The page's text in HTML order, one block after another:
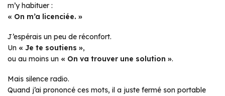
m’y habituer :
« On m’a licenciée. »
J’espérais un peu de réconfort.
Un « Je te soutiens »,
ou au moins un « On va trouver une solution ».
Mais silence radio.
Quand j’ai prononcé ces mots, il a juste fermé son portable